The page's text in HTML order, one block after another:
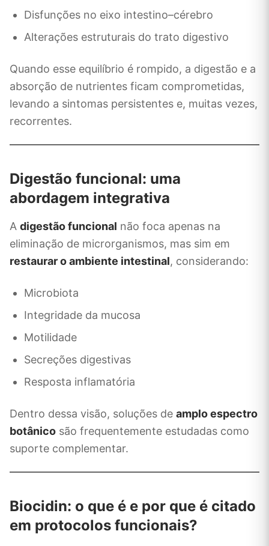
Disfunções no eixo intestino–cérebro
Alterações estruturais do trato digestivo
Quando esse equilíbrio é rompido, a digestão e a
absorção de nutrientes ficam comprometidas,
levando a sintomas persistentes e, muitas vezes,
recorrentes.
Digestão funcional: uma
abordagem integrativa
A digestão funcional não foca apenas na
eliminação de microrganismos, mas sim em
restaurar o ambiente intestinal, considerando:
Microbiota
Integridade da mucosa
Motilidade
Secreções digestivas
Resposta inflamatória
Dentro dessa visão, soluções de amplo espectro
botânico são frequentemente estudadas como
suporte complementar.
Biocidin: o que é e por que é citado
em protocolos funcionais?